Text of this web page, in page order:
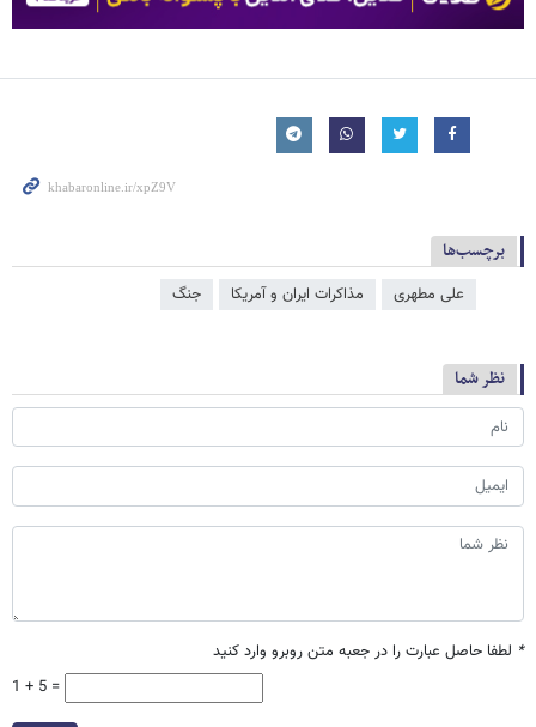
برچسب‌ها
علی مطهری مذاکرات ایران و آمریکا جنگ
نظر شما
* لطفا حاصل عبارت را در جعبه متن روبرو وارد کنید
1 + 5 =